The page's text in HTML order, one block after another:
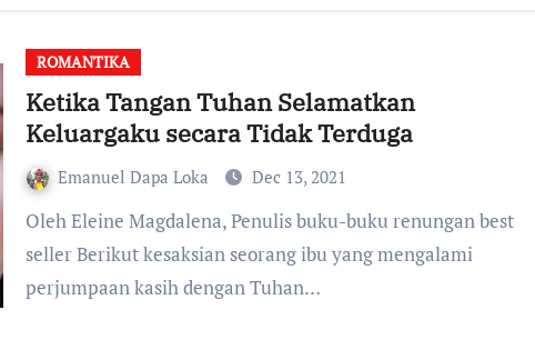
ROMANTIKA
Ketika Tangan Tuhan Selamatkan
Keluargaku secara Tidak Terduga
Emanuel Dapa Loka Dec 13, 2021
Oleh Eleine Magdalena, Penulis buku-buku renungan best
seller Berikut kesaksian seorang ibu yang mengalami
perjumpaan kasih dengan Tuhan…